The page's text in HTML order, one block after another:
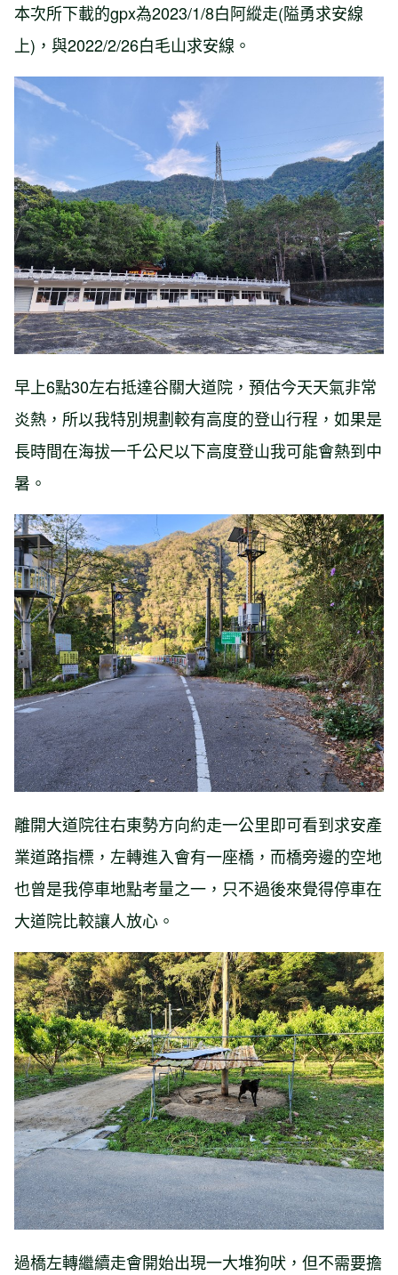
本次所下載的gpx為2023/1/8白阿縱走(隘勇求安線
上)，與2022/2/26白毛山求安線。
早上6點30左右抵達谷關大道院，預估今天天氣非常
炎熱，所以我特別規劃較有高度的登山行程，如果是
長時間在海拔一千公尺以下高度登山我可能會熱到中
暑。
離開大道院往右東勢方向約走一公里即可看到求安產
業道路指標，左轉進入會有一座橋，而橋旁邊的空地
也曾是我停車地點考量之一，只不過後來覺得停車在
大道院比較讓人放心。
過橋左轉繼續走會開始出現一大堆狗吠，但不需要擔